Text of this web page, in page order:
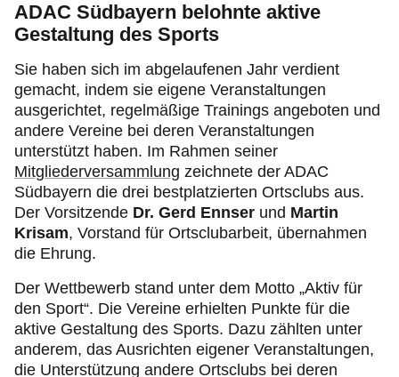
ADAC Südbayern belohnte aktive
Gestaltung des Sports
Sie haben sich im abgelaufenen Jahr verdient
gemacht, indem sie eigene Veranstaltungen
ausgerichtet, regelmäßige Trainings angeboten und
andere Vereine bei deren Veranstaltungen
unterstützt haben. Im Rahmen seiner
Mitgliederversammlung zeichnete der ADAC
Südbayern die drei bestplatzierten Ortsclubs aus.
Der Vorsitzende Dr. Gerd Ennser und Martin
Krisam, Vorstand für Ortsclubarbeit, übernahmen
die Ehrung.
Der Wettbewerb stand unter dem Motto „Aktiv für
den Sport“. Die Vereine erhielten Punkte für die
aktive Gestaltung des Sports. Dazu zählten unter
anderem, das Ausrichten eigener Veranstaltungen,
die Unterstützung andere Ortsclubs bei deren